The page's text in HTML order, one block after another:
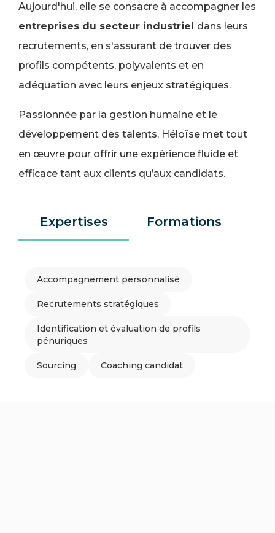
Aujourd'hui, elle se consacre à accompagner les
entreprises du secteur industriel dans leurs
recrutements, en s'assurant de trouver des
profils compétents, polyvalents et en
adéquation avec leurs enjeux stratégiques.
Passionnée par la gestion humaine et le
développement des talents, Héloïse met tout
en œuvre pour offrir une expérience fluide et
efficace tant aux clients qu’aux candidats.
Expertises Formations
Accompagnement personnalisé
Recrutements stratégiques
Identification et évaluation de profils
pénuriques
Sourcing Coaching candidat